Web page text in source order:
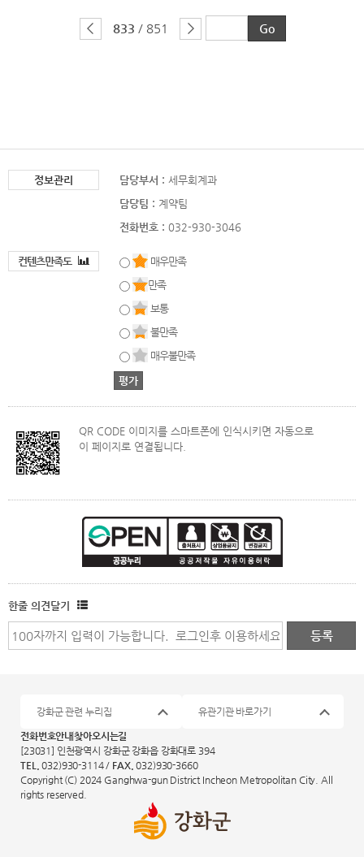
833 / 851
정보관리 담당부서 : 세무회계과
담당팀 : 계약팀
전화번호 : 032-930-3046
컨텐츠만족도
매우만족
만족
보통
불만족
매우불만족
QR CODE 이미지를 스마트폰에 인식시키면 자동으로
이 페이지로 연결됩니다.
한줄 의견달기
전화번호안내 찾아오시는길
[23031] 인천광역시 강화군 강화읍 강화대로 394
TEL.
032)930-3114 / FAX. 032)930-3660
Copyright (C) 2024 Ganghwa-gun District Incheon Metropolitan City. All
rights reserved.
강화군 관련 누리집 유관기관 바로가기